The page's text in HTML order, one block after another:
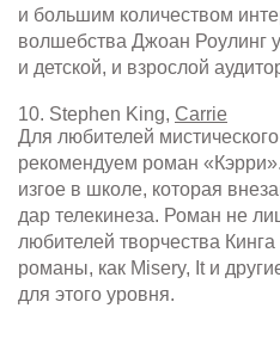
и большим количеством
волшебства Джоан Роулинг
и детской, и взрослой
10. Stephen King, Carrie
Для любителей
рекомендуем роман
изгое в школе, которая
дар телекинеза. Роман не
любителей творчества
романы, как Misery, It и
для этого уровня.